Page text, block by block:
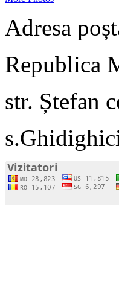
Adresa
Republica
str. Ștefan